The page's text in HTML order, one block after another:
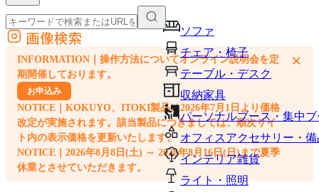
ソファ
チェア・椅子
テーブル・デスク
収納家具
パーソナルブース・集中
オフィスアクセサリー・備
インテリア雑貨
ライト・照明
外部サイトの商品をカートに追加
他のサイトで見つけた商品ページのURLを貼り付けて、カートに追加できます
画像検索
INFORMATION｜操作方法についてオンライン説明会を定
期開催しております。
お申込み
NOTICE｜KOKUYO、ITOKI製品は2026年7月1日より価格
改定が実施されます。該当製品につきましては、順次サイ
ト内の表示価格を更新いたします。
NOTICE｜2026年8月8日(土) ～ 2026年8月16日(日)まで夏季
休業とさせていただきます。
×